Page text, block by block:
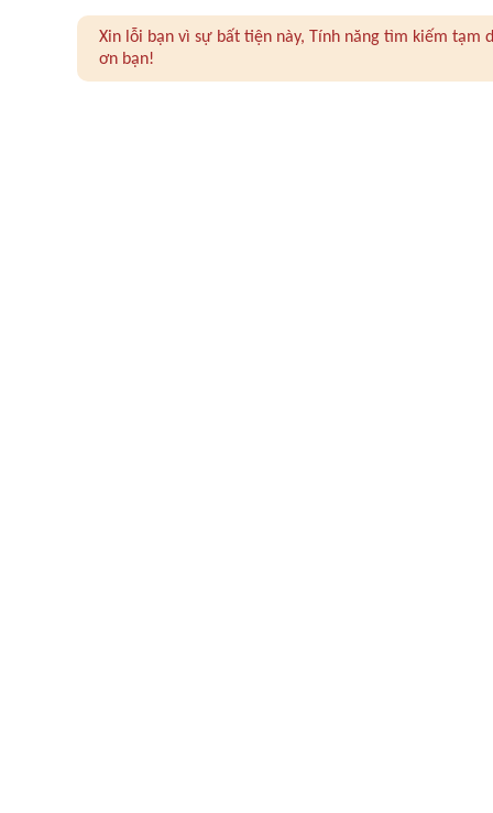
Xin lỗi bạn vì sự bất tiện này, Tính năng tìm kiếm
ơn bạn!